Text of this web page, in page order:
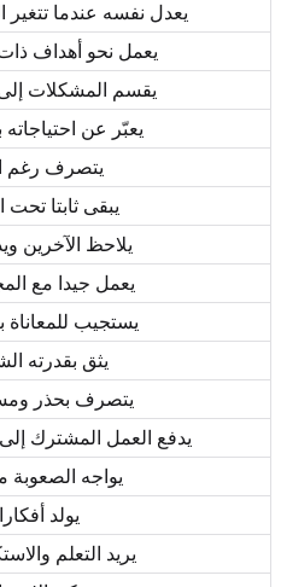
يعدل نفسه عندما
يعمل نحو أهداف
يقسم المشكلات
يعبّر عن
يتصرف رغم
يبقى ثابتا
يلاحظ الآخرين
يعمل جيدا مع
يستجيب للمعاناة
يثق بقدرته
يتصرف بحذر
يدفع العمل المشترك إلى
يواجه الصعوبة
يولد
يريد التعلم